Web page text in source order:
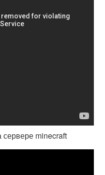
сервере minecraft